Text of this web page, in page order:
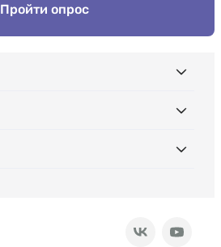
Пройти опрос